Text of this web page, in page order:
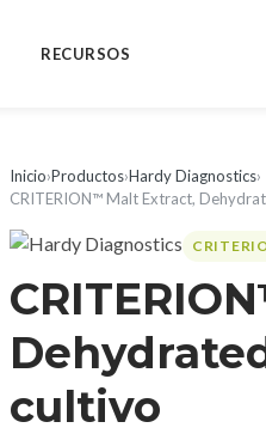
RECURSOS
Inicio›Productos›Hardy Diagnostics›
CRITERION™ Malt Extract,
cultivo